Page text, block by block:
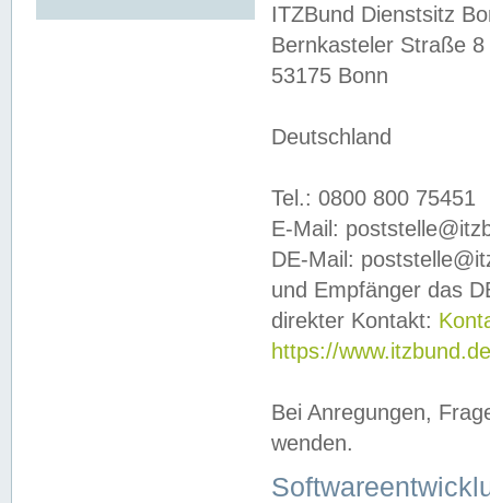
ITZBund Dienstsitz
Bernkasteler Straße 8
53175 Bonn
Deutschland
Tel.: 0800 800 75451
E-Mail:
DE-Mail:
und Empfänger das
direkter Kontakt:
https://
Bei Anregungen,
wenden.